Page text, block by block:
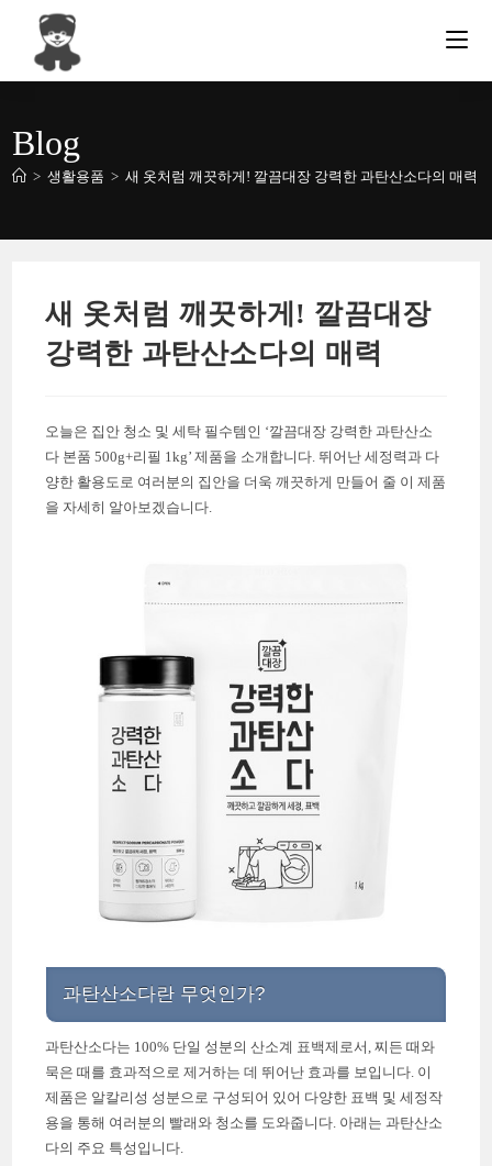
content
Blog
> 생활용품 > 새 옷처럼 깨끗하게! 깔끔대장 강력한 과탄산소다의 매력
새 옷처럼 깨끗하게! 깔끔대장
강력한 과탄산소다의 매력
오늘은 집안 청소 및 세탁 필수템인 ‘깔끔대장 강력한 과탄산소
다 본품 500g+리필 1kg’ 제품을 소개합니다. 뛰어난 세정력과 다
양한 활용도로 여러분의 집안을 더욱 깨끗하게 만들어 줄 이 제품
을 자세히 알아보겠습니다.
과탄산소다란 무엇인가?
과탄산소다는 100% 단일 성분의 산소계 표백제로서, 찌든 때와
묵은 때를 효과적으로 제거하는 데 뛰어난 효과를 보입니다. 이
제품은 알칼리성 성분으로 구성되어 있어 다양한 표백 및 세정작
용을 통해 여러분의 빨래와 청소를 도와줍니다. 아래는 과탄산소
다의 주요 특성입니다.